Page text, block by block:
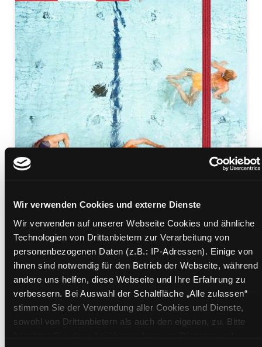
Wir verwenden Cookies und externe Dienste
Wir verwenden auf unserer Webseite Cookies und ähnliche
Technologien von Drittanbietern zur Verarbeitung von
personenbezogenen Daten (z.B.: IP-Adressen). Einige von
ihnen sind notwendig für den Betrieb der Webseite, während
andere uns helfen, diese Webseite und Ihre Erfahrung zu
verbessern. Bei Auswahl der Schaltfläche „Alle zulassen“
stimmen Sie der Verwendung aller Cookies und Dienste,
sowohl von Drittanbietern als auch den eigenen, zu. Bitte
Budapest
Mediengruppe:Sachbuch
Suche nach diesem Verfasser
Beschreibung ein-/ausblenden
Mehr Informationen ein-/ausblenden